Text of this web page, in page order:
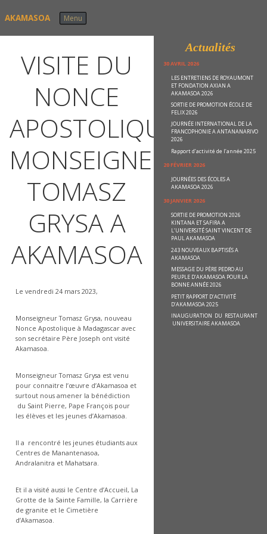
AKAMASOA Menu
VISITE DU
NONCE
APOSTOLIQUE
MONSEIGNEUR
TOMASZ
GRYSA A
AKAMASOA
Le vendredi 24 mars 2023,
Monseigneur Tomasz Grysa, nouveau
Nonce Apostolique à Madagascar avec
son secrétaire Père Joseph ont visité
Akamasoa.
Monseigneur Tomasz Grysa est venu
pour connaitre l’œuvre d’Akamasoa et
surtout nous amener la bénédiction
du Saint Pierre, Pape François pour
les élèves et les jeunes d’Akamasoa.
Il a rencontré les jeunes étudiants aux
Centres de Manantenasoa,
Andralanitra et Mahatsara.
Et il a visité aussi le Centre d’Accueil, La
Grotte de la Sainte Famille, la Carrière
de granite et le Cimetière
d’Akamasoa.
Actualités
30 AVRIL 2026
LES ENTRETIENS DE ROYAUMONT
ET FONDATION AXIAN A
AKAMASOA 2026
SORTIE DE PROMOTION ÉCOLE DE
FELIX 2026
JOURNÉE INTERNATIONAL DE LA
FRANCOPHONIE A ANTANANARIVO
2026
Rapport d’activité de l’année 2025
20 FÉVRIER 2026
JOURNÉES DES ÉCOLES A
AKAMASOA 2026
30 JANVIER 2026
SORTIE DE PROMOTION 2026
KINTANA ET SAFIRA A
L’UNIVERSITÉ SAINT VINCENT DE
PAUL AKAMASOA
243 NOUVEAUX BAPTISÉS A
AKAMASOA
MESSAGE DU PÈRE PEDRO AU
PEUPLE D’AKAMASOA POUR LA
BONNE ANNÉE 2026
PETIT RAPPORT D’ACTIVITÉ
D’AKAMASOA 2025
INAUGURATION DU RESTAURANT
UNIVERSITAIRE AKAMASOA